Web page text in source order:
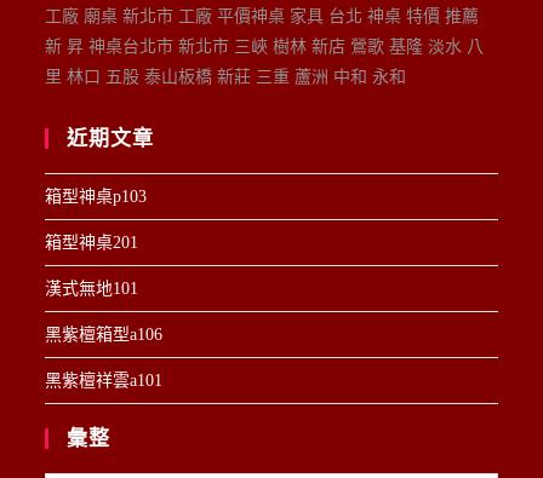
工廠 廟桌 新北市 工廠 平價神桌 家具 台北 神桌 特價 推薦
新 昇 神桌台北市 新北市 三峽 樹林 新店 鶯歌 基隆 淡水 八
里 林口 五股 泰山板橋 新莊 三重 蘆洲 中和 永和
近期文章
箱型神桌p103
箱型神桌201
漢式無地101
黑紫檀箱型a106
黑紫檀祥雲a101
彙整